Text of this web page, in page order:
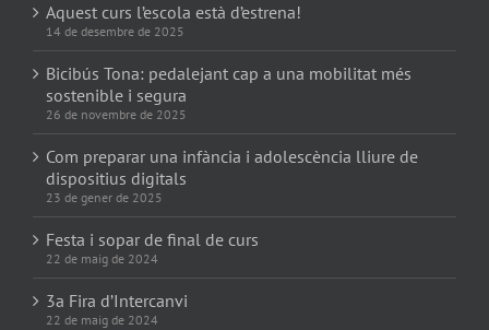
Aquest curs l’escola està d’estrena!
14 de desembre de 2025
Bicibús Tona: pedalejant cap a una mobilitat més
sostenible i segura
26 de novembre de 2025
Com preparar una infància i adolescència lliure de
dispositius digitals
23 de gener de 2025
Festa i sopar de final de curs
22 de maig de 2024
3a Fira d’Intercanvi
22 de maig de 2024